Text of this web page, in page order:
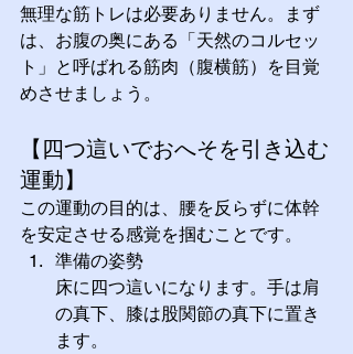
無理な筋トレは必要ありません。まず
は、お腹の奥にある「天然のコルセッ
ト」と呼ばれる筋肉（腹横筋）を目覚
めさせましょう。
【四つ這いでおへそを引き込む
運動】
この運動の目的は、腰を反らずに体幹
を安定させる感覚を掴むことです。
準備の姿勢
床に四つ這いになります。手は肩
の真下、膝は股関節の真下に置き
ます。